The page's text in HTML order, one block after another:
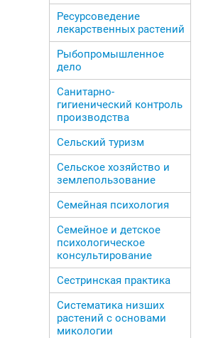
Ресурсоведение
лекарственных растений
Рыбопромышленное
дело
Санитарно-
гигиенический контроль
производства
Сельский туризм
Сельское хозяйство и
землепользование
Семейная психология
Семейное и детское
психологическое
консультирование
Сестринская практика
Систематика низших
растений с основами
микологии